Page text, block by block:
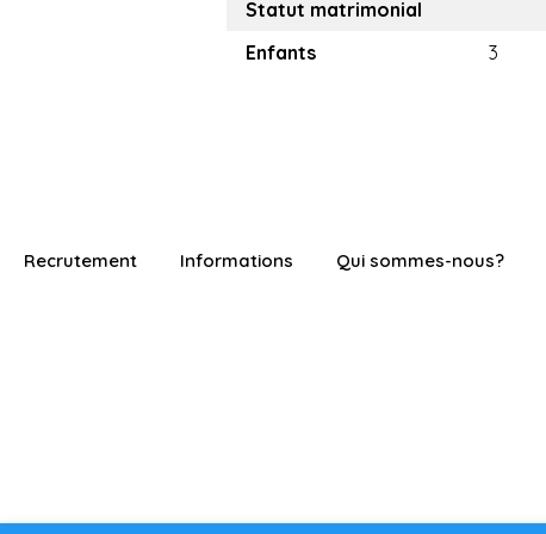
Statut matrimonial
Enfants
3
Recrutement Informations Qui sommes-nous?